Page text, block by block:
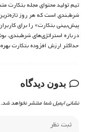
تیم تولید محتوای مجله بتکارت
شرط‌بندی است که هر روز
پیش‌بینی بتکارت» را برای
درباره استراتژی‌های شرطبندی،
حداکثر ارزش افزوده بتکارت
بدون دیدگاه
نشانی ایمیل شما منتشر نخواهد شد.